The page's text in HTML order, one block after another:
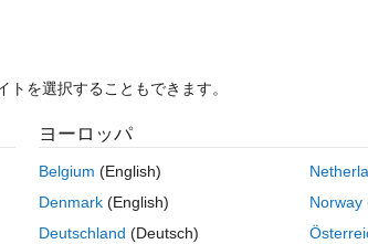
トを選択することもできます。
ヨーロッパ
Belgium (English)
Denmark (English)
Deutschland (Deutsch)
Norway